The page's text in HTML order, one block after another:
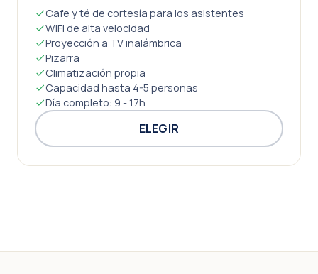
Cafe y té de cortesía para los asistentes
WIFI de alta velocidad
Proyección a TV inalámbrica
Pizarra
Climatización propia
Capacidad hasta 4-5 personas
Día completo: 9 - 17h
ELEGIR